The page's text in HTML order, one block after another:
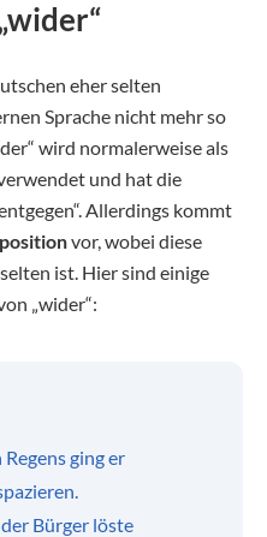
eher selten
Sprache nicht mehr so
wird normalerweise als
und hat die
Allerdings kommt
vor, wobei diese
ist. Hier sind einige
„wider“:
ging er
der Bürger löste